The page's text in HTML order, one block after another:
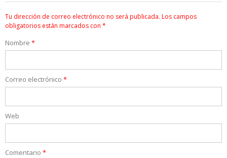
Tu dirección de correo electrónico no será publicada. Los campos
obligatorios están marcados con *
Nombre *
Correo electrónico *
Web
Comentario *